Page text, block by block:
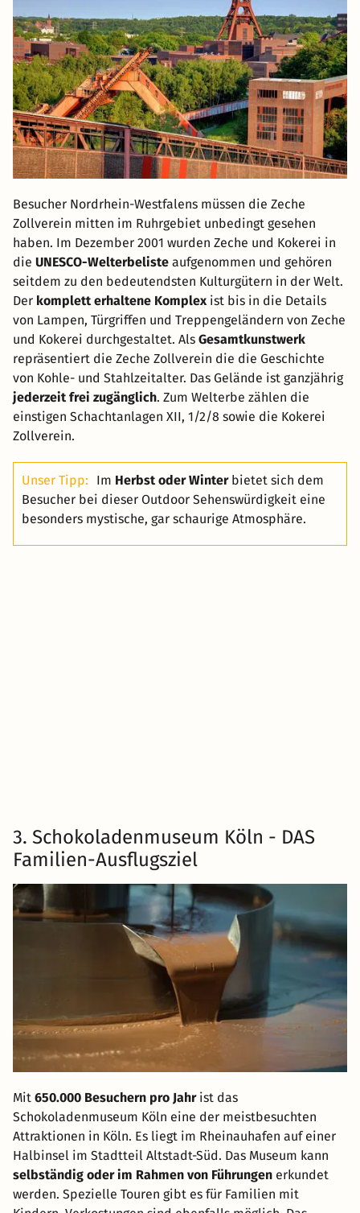
Besucher Nordrhein-Westfalens müssen die Zeche
Zollverein mitten im Ruhrgebiet unbedingt gesehen
haben. Im Dezember 2001 wurden Zeche und Kokerei in
die UNESCO-Welterbeliste aufgenommen und gehören
seitdem zu den bedeutendsten Kulturgütern in der Welt.
Der komplett erhaltene Komplexist bis in die Details
von Lampen, Türgriffen und Treppengeländern von Zeche
und Kokerei durchgestaltet. Als Gesamtkunstwerk
repräsentiert die Zeche Zollverein die die Geschichte
von Kohle- und Stahlzeitalter. Das Gelände ist ganzjährig
jederzeit frei zugänglich. Zum Welterbe zählen die
einstigen Schachtanlagen XII, 1/2/8 sowie die Kokerei
Zollverein.
Unser Tipp: Im Herbst oder Winterbietet sich dem
Besucher bei dieser Outdoor Sehenswürdigkeit eine
besonders mystische, gar schaurige Atmosphäre.
3. Schokoladenmuseum Köln - DAS
Familien-Ausflugsziel
Mit 650.000 Besuchern pro Jahrist das
Schokoladenmuseum Köln eine der meistbesuchten
Attraktionen in Köln. Es liegt im Rheinauhafen auf einer
Halbinsel im Stadtteil Altstadt-Süd. Das Museum kann
selbständig oder im Rahmen von Führungen erkundet
werden. Spezielle Touren gibt es für Familien mit